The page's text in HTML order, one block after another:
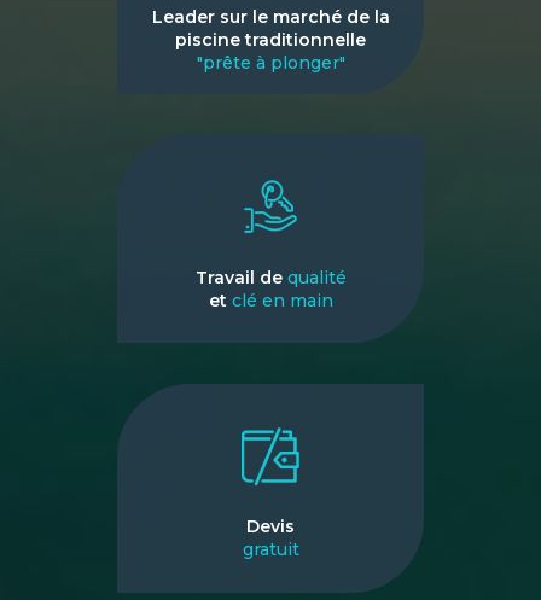
Leader sur le marché de la
piscine traditionnelle
"prête à plonger"
Travail de qualité
et clé en main
Devis
gratuit